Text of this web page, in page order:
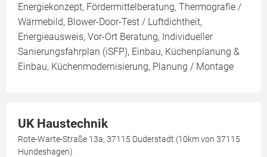
Energiekonzept, Fördermittelberatung, Thermografie /
Wärmebild, Blower-Door-Test / Luftdichtheit,
Energieausweis, Vor-Ort Beratung, Individueller
Sanierungsfahrplan (iSFP), Einbau, Küchenplanung &
Einbau, Küchenmodernisierung, Planung / Montage
UK Haustechnik
Rote-Warte-Straße 13a, 37115 Duderstadt (10km von 37115
Hundeshagen)